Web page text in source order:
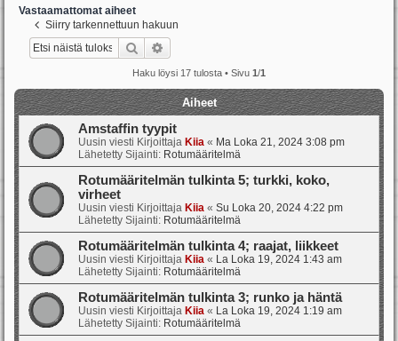
Vastaamattomat aiheet
Siirry tarkennettuun hakuun
Etsi
Haku löysi 17 tulosta • Sivu 1/1
Aiheet
Amstaffin tyypit
Uusin viesti Kirjoittaja Kiia « Ma Loka 21, 2024 3:08 pm
Lähetetty Sijainti: Rotumääritelmä
Rotumääritelmän tulkinta 5; turkki, koko,
virheet
Uusin viesti Kirjoittaja Kiia « Su Loka 20, 2024 4:22 pm
Lähetetty Sijainti: Rotumääritelmä
Rotumääritelmän tulkinta 4; raajat, liikkeet
Uusin viesti Kirjoittaja Kiia « La Loka 19, 2024 1:43 am
Lähetetty Sijainti: Rotumääritelmä
Rotumääritelmän tulkinta 3; runko ja häntä
Uusin viesti Kirjoittaja Kiia « La Loka 19, 2024 1:19 am
Lähetetty Sijainti: Rotumääritelmä